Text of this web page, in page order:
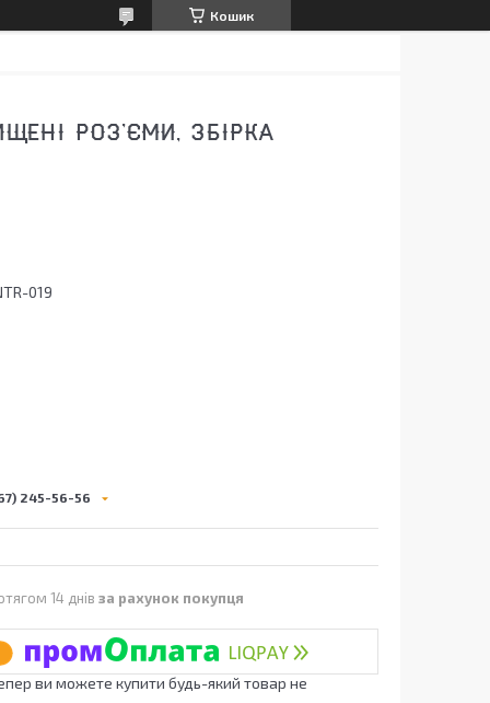
Кошик
РОЗ'ЄМИ, ЗБІРКА
019
245-56-56
14 днів за рахунок покупця
ви можете купити будь-який товар не